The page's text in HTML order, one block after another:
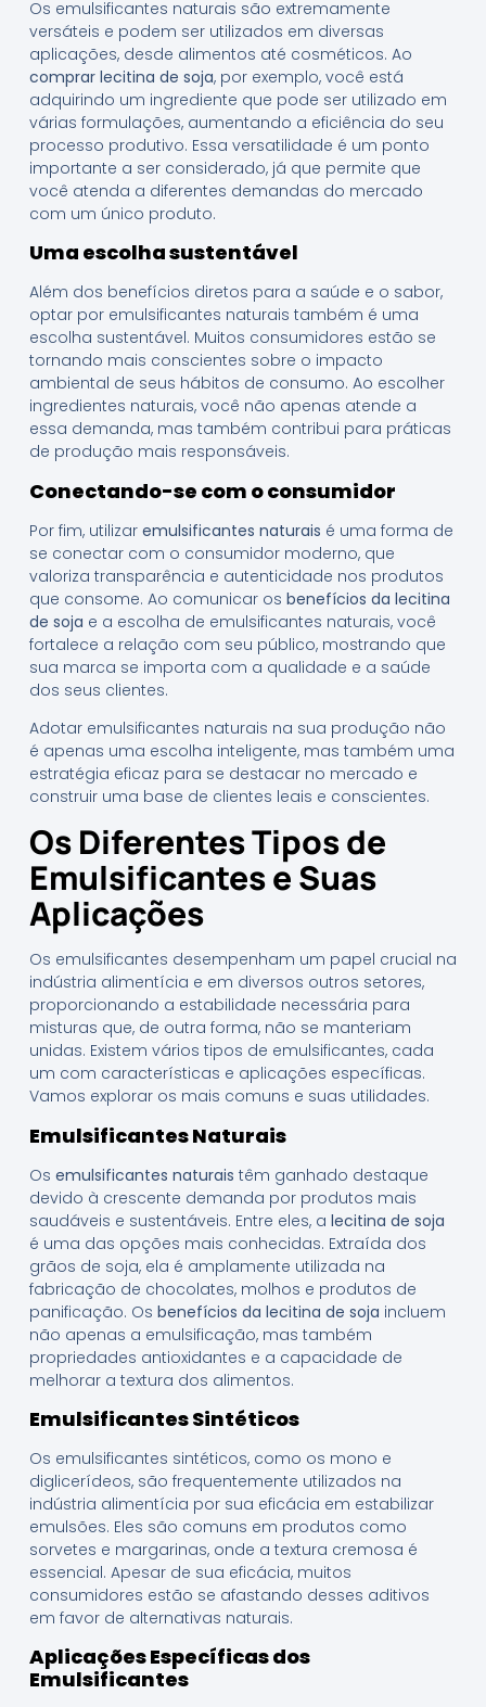
Os emulsificantes naturais são extremamente
versáteis e podem ser utilizados em diversas
aplicações, desde alimentos até cosméticos. Ao
comprar lecitina de soja, por exemplo, você está
adquirindo um ingrediente que pode ser utilizado em
várias formulações, aumentando a eficiência do seu
processo produtivo. Essa versatilidade é um ponto
importante a ser considerado, já que permite que
você atenda a diferentes demandas do mercado
com um único produto.
Uma escolha sustentável
Além dos benefícios diretos para a saúde e o sabor,
optar por emulsificantes naturais também é uma
escolha sustentável. Muitos consumidores estão se
tornando mais conscientes sobre o impacto
ambiental de seus hábitos de consumo. Ao escolher
ingredientes naturais, você não apenas atende a
essa demanda, mas também contribui para práticas
de produção mais responsáveis.
Conectando-se com o consumidor
Por fim, utilizar emulsificantes naturais é uma forma de
se conectar com o consumidor moderno, que
valoriza transparência e autenticidade nos produtos
que consome. Ao comunicar os benefícios da lecitina
de soja e a escolha de emulsificantes naturais, você
fortalece a relação com seu público, mostrando que
sua marca se importa com a qualidade e a saúde
dos seus clientes.
Adotar emulsificantes naturais na sua produção não
é apenas uma escolha inteligente, mas também uma
estratégia eficaz para se destacar no mercado e
construir uma base de clientes leais e conscientes.
Os Diferentes Tipos de
Emulsificantes e Suas
Aplicações
Os emulsificantes desempenham um papel crucial na
indústria alimentícia e em diversos outros setores,
proporcionando a estabilidade necessária para
misturas que, de outra forma, não se manteriam
unidas. Existem vários tipos de emulsificantes, cada
um com características e aplicações específicas.
Vamos explorar os mais comuns e suas utilidades.
Emulsificantes Naturais
Os emulsificantes naturais têm ganhado destaque
devido à crescente demanda por produtos mais
saudáveis e sustentáveis. Entre eles, a lecitina de soja
é uma das opções mais conhecidas. Extraída dos
grãos de soja, ela é amplamente utilizada na
fabricação de chocolates, molhos e produtos de
panificação. Os benefícios da lecitina de soja incluem
não apenas a emulsificação, mas também
propriedades antioxidantes e a capacidade de
melhorar a textura dos alimentos.
Emulsificantes Sintéticos
Os emulsificantes sintéticos, como os mono e
diglicerídeos, são frequentemente utilizados na
indústria alimentícia por sua eficácia em estabilizar
emulsões. Eles são comuns em produtos como
sorvetes e margarinas, onde a textura cremosa é
essencial. Apesar de sua eficácia, muitos
consumidores estão se afastando desses aditivos
em favor de alternativas naturais.
Aplicações Específicas dos
Emulsificantes